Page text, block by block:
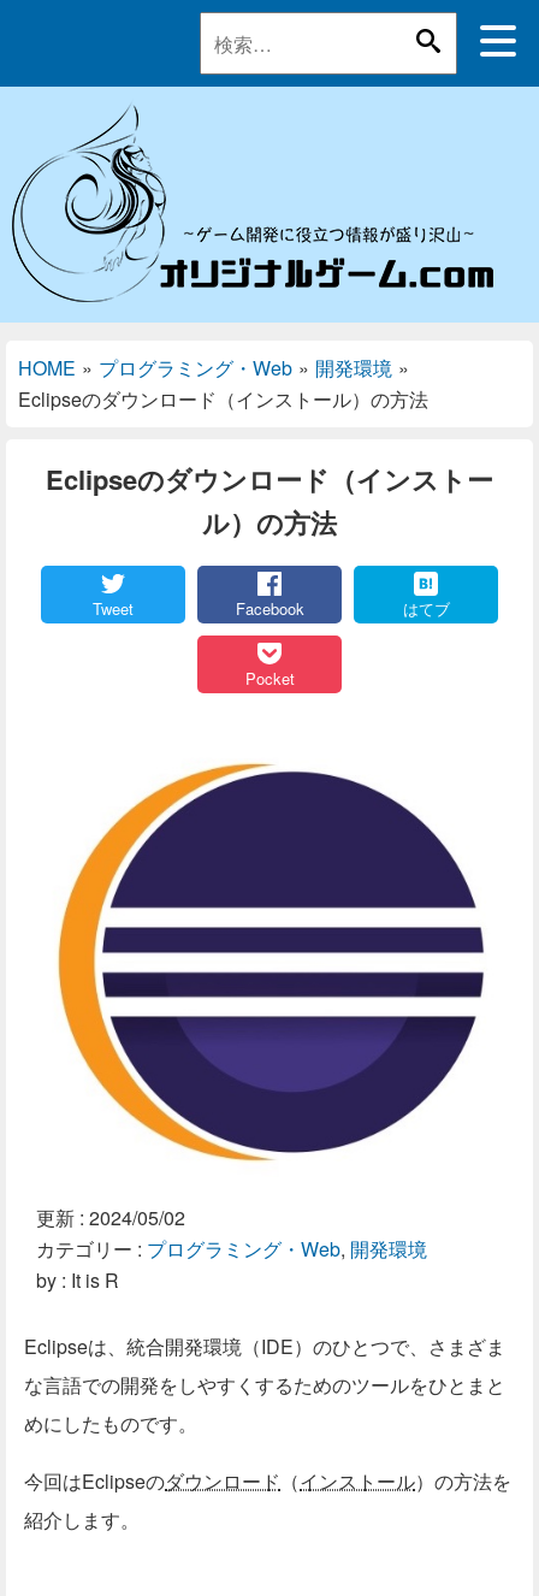
HOME » プログラミング・Web » 開発環境 »
Eclipseのダウンロード（インストール）の方法
Eclipseのダウンロード（インストー
ル）の方法
Tweet Facebook はてブ
Pocket
更新 : 2024/05/02
カテゴリー : プログラミング・Web, 開発環境
by : It is R
Eclipseは、統合開発環境（IDE）のひとつで、さまざま
な言語での開発をしやすくするためのツールをひとまと
めにしたものです。
今回はEclipseのダウンロード （インストール）の方法を
紹介します。